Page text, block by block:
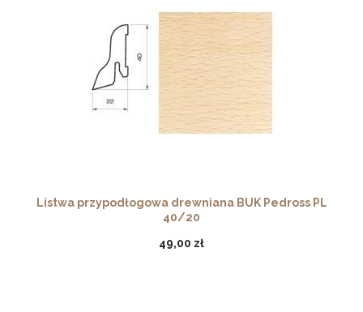
Listwa przypodłogowa drewniana BUK Pedross PL
40/20
49,00 zł